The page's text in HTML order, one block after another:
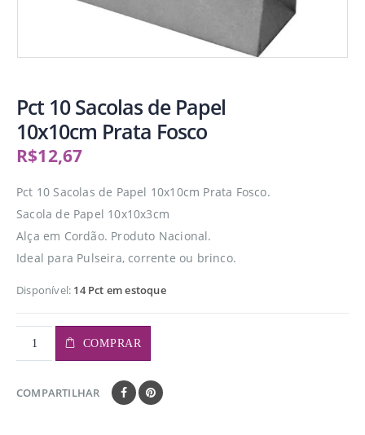
Pct 10 Sacolas de Papel
10x10cm Prata Fosco
R$12,67
Pct 10 Sacolas de Papel 10x10cm Prata Fosco.
Sacola de Papel 10x10x3cm
Alça em Cordão. Produto Nacional.
Ideal para Pulseira, corrente ou brinco.
Disponível: 14 Pct em estoque
COMPRAR
COMPARTILHAR